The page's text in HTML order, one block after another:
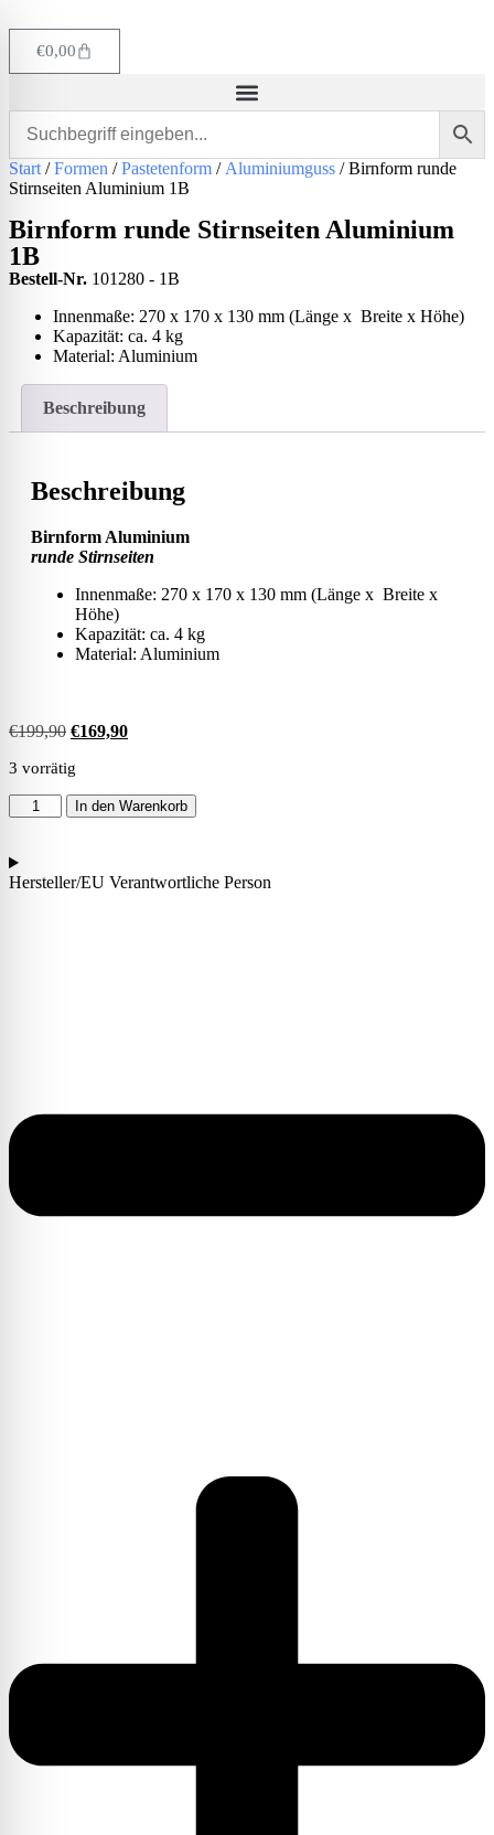
€0,00
Start /Formen /Pastetenform / Aluminiumguss / Birnform runde
Stirnseiten Aluminium 1B
Birnform runde Stirnseiten Aluminium
1B
Bestell-Nr. 101280 - 1B
Innenmaße: 270 x 170 x 130 mm (Länge x Breite x Höhe)
Kapazität: ca. 4 kg
Material: Aluminium
Beschreibung
Beschreibung
Birnform Aluminium
runde Stirnseiten
Innenmaße: 270 x 170 x 130 mm (Länge x Breite x
Höhe)
Kapazität: ca. 4 kg
Material: Aluminium
€199,90 €169,90
3 vorrätig
In den Warenkorb
Hersteller/EU Verantwortliche Person